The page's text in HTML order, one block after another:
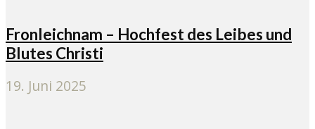
Fronleichnam – Hochfest des Leibes und
Blutes Christi
19. Juni 2025